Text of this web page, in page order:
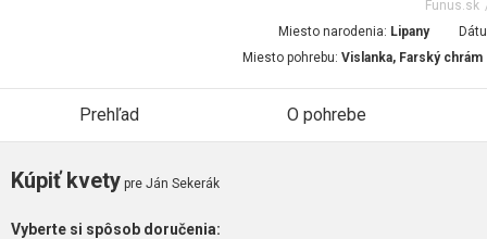
Funus.sk
Miesto narodenia: Lipany
Miesto pohrebu: Vislanka, Farský chrám
Prehľad O pohrebe
Kúpiť kvety pre Ján Sekerák
Vyberte si spôsob doručenia: